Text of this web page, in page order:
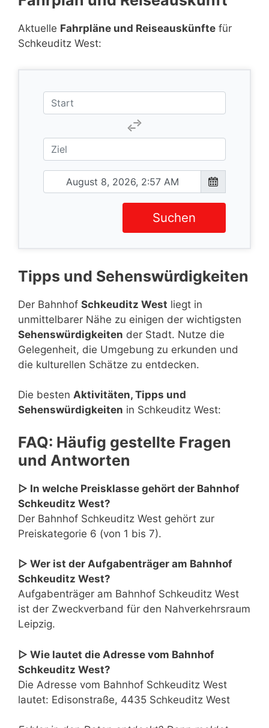
Aktuelle Fahrpläne und Reiseauskünfte für
Schkeuditz West:
Suchen
Tipps und Sehenswürdigkeiten
Der Bahnhof Schkeuditz West liegt in
unmittelbarer Nähe zu einigen der wichtigsten
Sehenswürdigkeiten der Stadt. Nutze die
Gelegenheit, die Umgebung zu erkunden und
die kulturellen Schätze zu entdecken.
Die besten Aktivitäten, Tipps und
Sehenswürdigkeiten in Schkeuditz West:
FAQ: Häufig gestellte Fragen
und Antworten
▷ In welche Preisklasse gehört der Bahnhof
Schkeuditz West?
Der Bahnhof Schkeuditz West gehört zur
Preiskategorie 6 (von 1 bis 7).
▷ Wer ist der Aufgabenträger am Bahnhof
Schkeuditz West?
Aufgabenträger am Bahnhof Schkeuditz West
ist der Zweckverband für den Nahverkehrsraum
Leipzig.
▷ Wie lautet die Adresse vom Bahnhof
Schkeuditz West?
Die Adresse vom Bahnhof Schkeuditz West
lautet: Edisonstraße, 4435 Schkeuditz West